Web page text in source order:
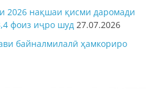
2026 нақшаи қисми даромади
фоиз иҷро шуд 27.07.2026
байналмилалӣ ҳамкориро